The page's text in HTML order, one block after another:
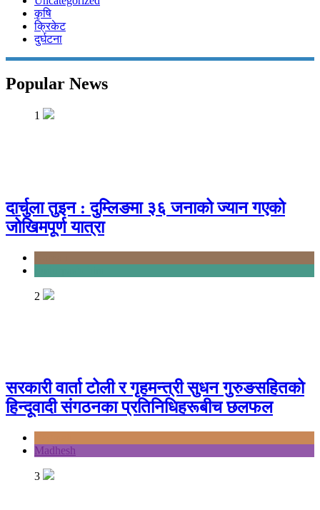
कृषि
क्रिकेट
दुर्घटना
Popular News
1
दार्चुला तुइन : दुम्लिङमा ३६ जनाको ज्यान गएको
जोखिमपूर्ण यात्रा
2
सरकारी वार्ता टोली र गृहमन्त्री सुधन गुरुङसहितको
हिन्दूवादी संगठनका प्रतिनिधिहरूबीच छलफल
Madhesh
3